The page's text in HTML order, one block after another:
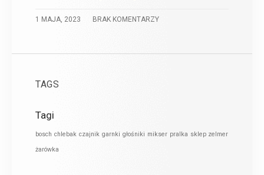
1 MAJA, 2023 BRAK KOMENTARZY
TAGS
Tagi
bosch chlebak czajnik garnki głośniki mikser pralka sklep zelmer
żarówka